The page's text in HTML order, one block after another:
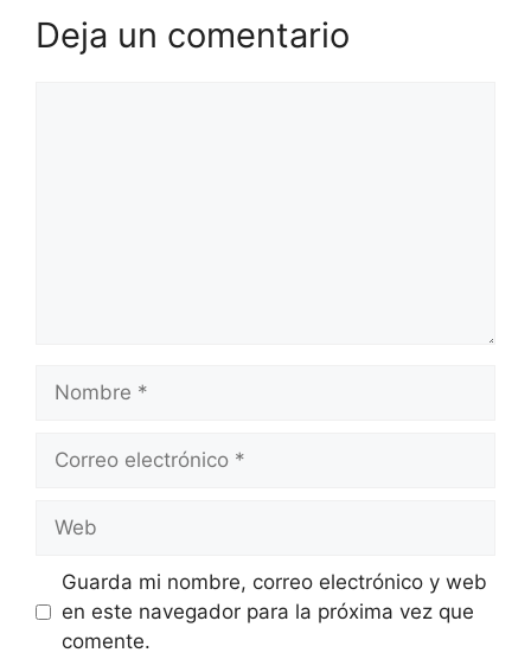
Deja un comentario
Nombre
Correo
Web
Guarda mi nombre, correo electrónico y web
en este navegador para la próxima vez que
comente.